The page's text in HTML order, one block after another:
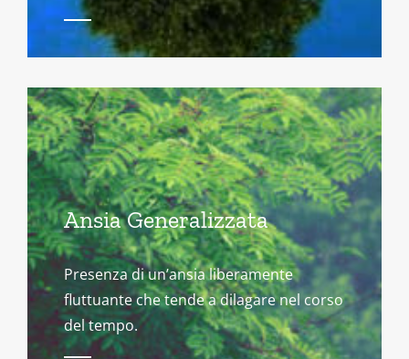
Ansia Generalizzata
Presenza di un’ansia liberamente
fluttuante che tende a dilagare nel corso
del tempo.